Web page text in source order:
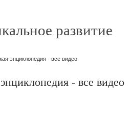
развитие
энциклопедия - все видео
- все видео